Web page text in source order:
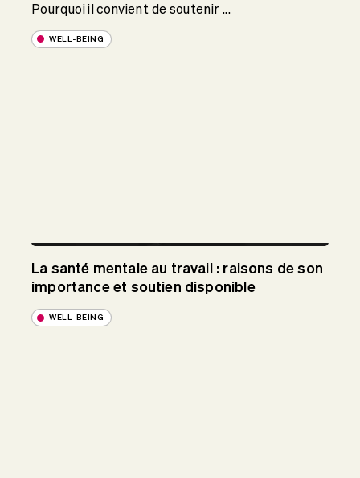
Pourquoi il convient de soutenir ...
WELL-BEING
La santé mentale au travail : raisons de son
importance et soutien disponible
WELL-BEING